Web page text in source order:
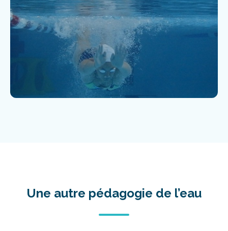
Une autre pédagogie de l’eau